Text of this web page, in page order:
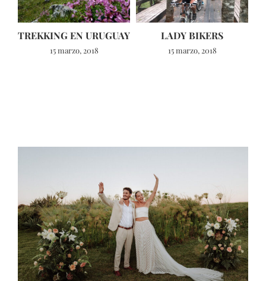
TREKKING EN URUGUAY
15 marzo, 2018
LADY BIKERS
15 marzo, 2018